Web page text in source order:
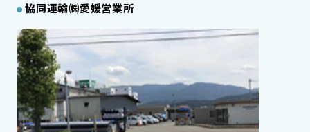
協同運輸㈱愛媛営業所